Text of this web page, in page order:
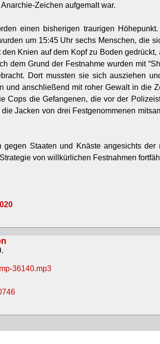
Zeichen aufgemalt war.
einen bisherigen traurigen
um 15:45 Uhr sechs Menschen, die
Knien auf dem Kopf zu Boden
dem Grund der Festnahme wurden mit
Dort mussten sie sich ausziehen
und anschließend mit roher Gewalt in die
Cops die Gefangenen, die vor der
Jacken von drei Festgenommenen
Staaten und Knäste angesichts
von willkürlichen Festnahmen
36140.mp3